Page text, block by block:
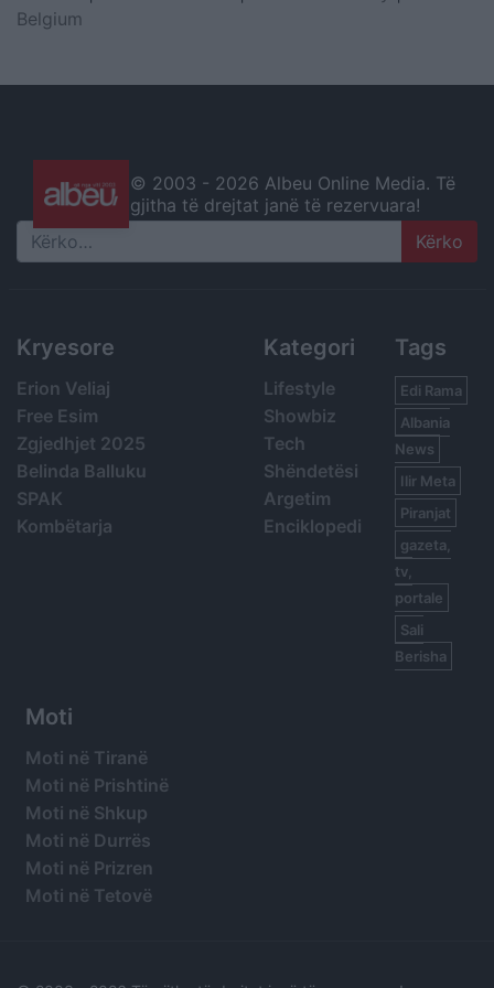
Belgium
© 2003 - 2026 Albeu Online Media. Të
gjitha të drejtat janë të rezervuara!
Search
Kryesore
Erion Veliaj
Free Esim
Zgjedhjet 2025
Belinda Balluku
SPAK
Kombëtarja
Kategori
Lifestyle
Showbiz
Tech
Shëndetësi
Argetim
Enciklopedi
Tags
Edi Rama
Albania
News
Ilir Meta
Piranjat
gazeta,
tv,
portale
Sali
Berisha
Moti
Moti në Tiranë
Moti në Prishtinë
Moti në Shkup
Moti në Durrës
Moti në Prizren
Moti në Tetovë